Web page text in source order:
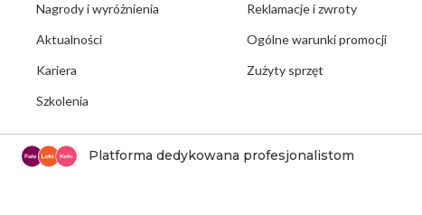
Nagrody i wyróżnienia
Aktualności
Kariera
Szkolenia
Reklamacje i zwroty
Ogólne warunki promocji
Zużyty sprzęt
Platforma dedykowana profesjonalistom